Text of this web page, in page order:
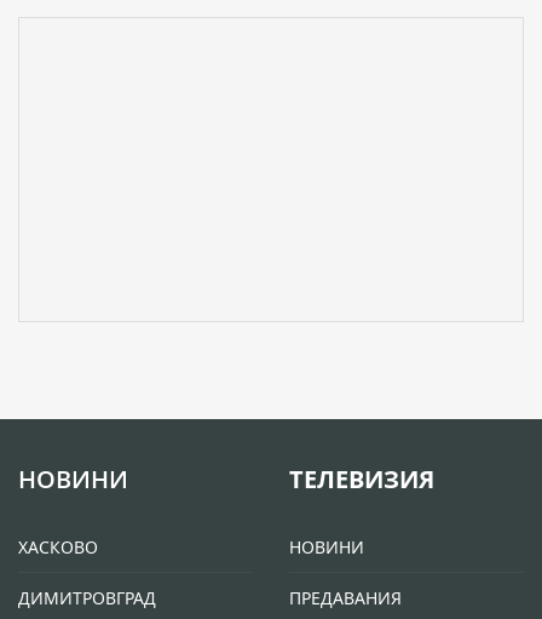
НОВИНИ
ХАСКОВО
ДИМИТРОВГРАД
ТЕЛЕВИЗИЯ
НОВИНИ
ПРЕДАВАНИЯ